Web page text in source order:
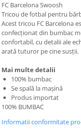
FC Barcelona Swoosh
Tricou de fotbal pentru
Acest tricou FC Barcelona
confecționat din bumbac
confortabil, cu detalii ale
arată tuturor pe cine susții.
Mai multe detalii
100% bumbac
Se spală la mașină
Produs importat
100% BUMBAC
Informatii conformitate